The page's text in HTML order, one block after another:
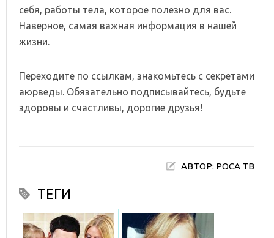
себя, работы тела, которое полезно для вас.
Наверное, самая важная информация в нашей
жизни.
Переходите по ссылкам, знакомьтесь с секретами
аюрведы. Обязательно подписывайтесь, будьте
здоровы и счастливы, дорогие друзья!
АВТОР: РОСА ТВ
ТЕГИ